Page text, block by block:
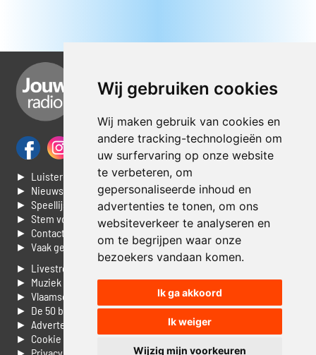
Wij gebruiken cookies
Wij maken gebruik van cookies en
andere tracking-technologieën om
uw surfervaring op onze website
te verbeteren, om
gepersonaliseerde inhoud en
advertenties te tonen, om ons
websiteverkeer te analyseren en
om te begrijpen waar onze
bezoekers vandaan komen.
Ik ga akkoord
Ik weiger
Wijzig mijn voorkeuren
► Luisteren naar Jouwradio
► Nieuws
► Speellijst
► Stem voor de Dag top 3
► Contacteer ons
► Vaak gestelde vragen
► Livestream informatie
► Muziek opzoeken
► Vlaamse 100 Aller tijden
► De 50 beste van...
► Adverteren op Jouwradio
► Cookie voorkeuren wijzigen